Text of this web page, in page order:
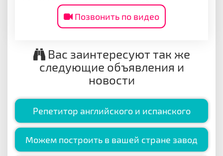
Позвонить по видео
Вас заинтересуют так же
следующие объявления и
новости
Репетитор английского и испанского
Можем построить в вашей стране завод